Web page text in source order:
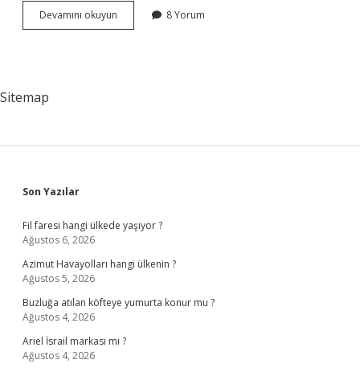
Devamını okuyun Kaderiyye
mensupları
8 Yorum
Sitemap
Sidebar
Son Yazılar
Fil faresi hangi ülkede yaşıyor ?
Ağustos 6, 2026
Azimut Havayolları hangi ülkenin ?
Ağustos 5, 2026
Buzluğa atılan köfteye yumurta konur mu ?
Ağustos 4, 2026
Ariel İsrail markası mı ?
Ağustos 4, 2026